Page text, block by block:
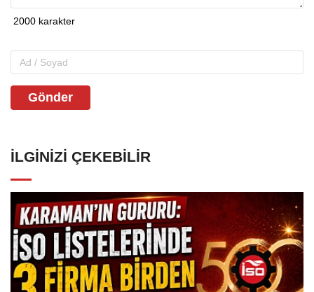
Gönder
İLGINIZI ÇEKEBILIR